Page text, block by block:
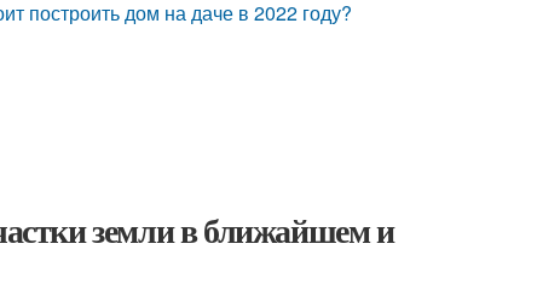
построить дом на даче в 2022 году?
земли в ближайшем и